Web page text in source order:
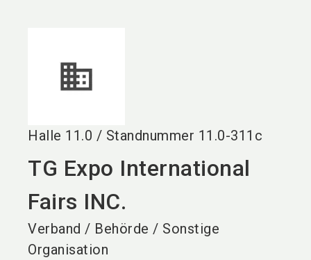
Halle 11.0 / Standnummer 11.0-311c
TG Expo International
Fairs INC.
Verband / Behörde / Sonstige
Organisation